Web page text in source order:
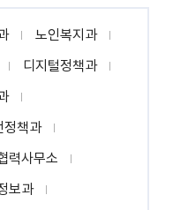
노인복지과
디지털정책과
정책과
력사무소
보과